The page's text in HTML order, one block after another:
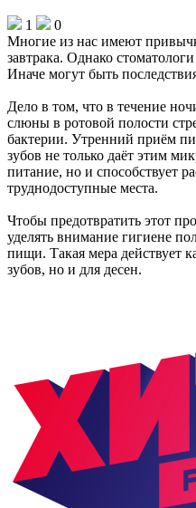
1
0
Многие из нас имеют
завтрака. Однако
Иначе могут быть
Дело в том, что в течение
слюны в ротовой полости
бактерии. Утренний приём
зубов не только даёт этим
питание, но и способствует
труднодоступные места.
Чтобы предотвратить этот
уделять внимание гигиене
пищи. Такая мера действует
зубов, но и для десен.